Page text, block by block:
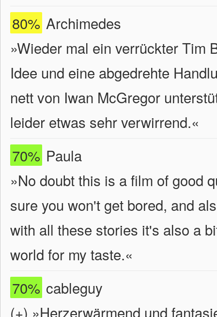
80% Archimedes
»Wieder mal ein verrückter Tim
Idee und eine abgedrehte
nett von Iwan McGregor
leider etwas sehr verwirrend.«
70% Paula
»No doubt this is a film of good
sure you won't get bored, and
with all these stories it's also a
world for my taste.«
70% cableguy
(+) »Herzerwärmend und